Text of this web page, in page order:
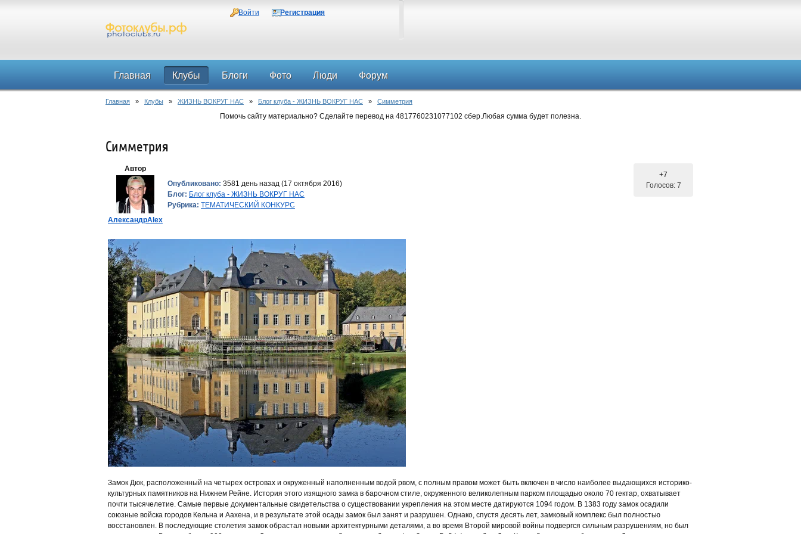
Войти Регистрация
Главная Клубы Блоги Фото Люди Форум
Главная » Клубы » ЖИЗНЬ ВОКРУГ НАС » Блог клуба - ЖИЗНЬ ВОКРУГ НАС » Симметрия
Помочь сайту материально? Сделайте перевод на 4817760231077102 сбер.Любая сумма будет полезна.
Симметрия
Автор
АлександрAlex
Опубликовано: 3581 день назад (17 октября 2016)
Блог: Блог клуба - ЖИЗНЬ ВОКРУГ НАС
Рубрика: ТЕМАТИЧЕСКИЙ КОНКУРС
+7
Голосов: 7
Замок Дюк, расположенный на четырех островах и окруженный наполненным водой рвом, с полным правом может быть включен в число наиболее выдающихся историко-
культурных памятников на Нижнем Рейне. История этого изящного замка в барочном стиле, окруженного великолепным парком площадью около 70 гектар, охватывает
почти тысячелетие. Самые первые документальные свидетельства о существовании укрепления на этом месте датируются 1094 годом. В 1383 году замок осадили
союзные войска городов Кельна и Аахена, и в результате этой осады замок был занят и разрушен. Однако, спустя десять лет, замковый комплекс был полностью
восстановлен. В последующие столетия замок обрастал новыми архитектурными деталями, а во время Второй мировой войны подвергся сильным разрушениям, но был